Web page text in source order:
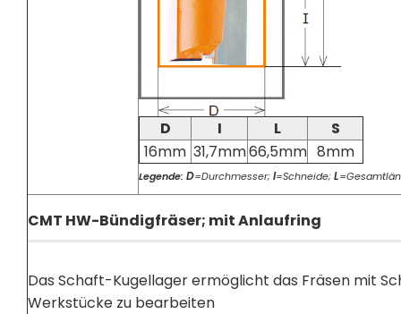
D I L
S
16mm 31,7mm66,5mm 8mm
Legende: D=Durchmesser;I=Schneide;L
CMT HW-Bündigfräser; mit Anlaufring
Das Schaft-Kugellager ermöglicht das Fräsen mit
Werkstücke zu bearbeiten